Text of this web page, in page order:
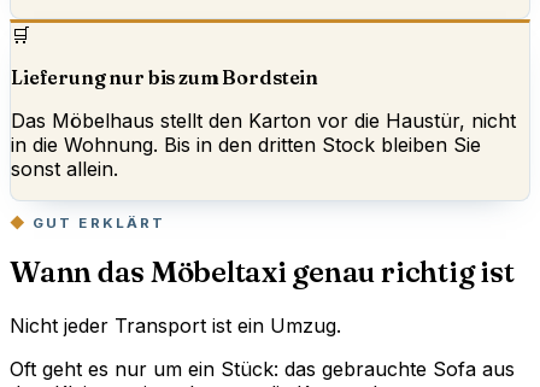
🛒
Lieferung nur bis zum Bordstein
Das Möbelhaus stellt den Karton vor die Haustür, nicht
in die Wohnung. Bis in den dritten Stock bleiben Sie
sonst allein.
GUT ERKLÄRT
Wann das Möbeltaxi genau richtig ist
Nicht jeder Transport ist ein Umzug.
Oft geht es nur um ein Stück: das gebrauchte Sofa aus